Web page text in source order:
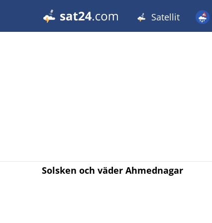
Satellit
Solsken och väder Ahmednagar